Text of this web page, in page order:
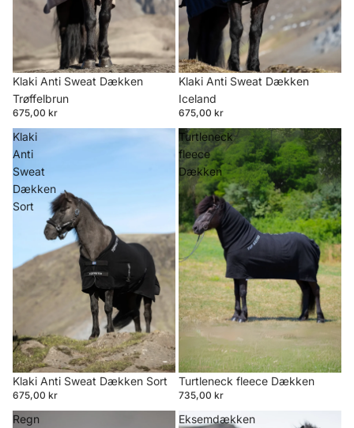
Klaki Anti Sweat Dækken
Trøffelbrun
675,00 kr
Klaki Anti Sweat Dækken
Iceland
675,00 kr
Klaki
Anti
Sweat
Dækken
Sort
Klaki Anti Sweat Dækken Sort
675,00 kr
Turtleneck
fleece
Dækken
Turtleneck fleece Dækken
735,00 kr
Regn
Eksemdækken